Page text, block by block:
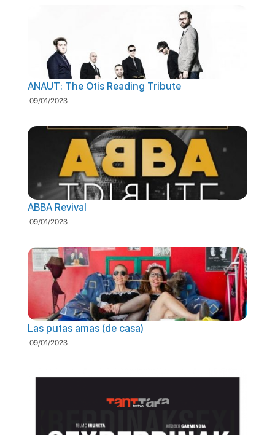
ANAUT: The Otis Reading Tribute
09/01/2023
ABBA Revival
09/01/2023
Las putas amas (de casa)
09/01/2023